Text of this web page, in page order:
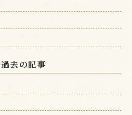
過去の記事